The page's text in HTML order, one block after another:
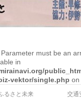
must be an
in
vektor/single.php
るさと未来
交通